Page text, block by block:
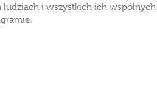
ludziach i wszystkich ich